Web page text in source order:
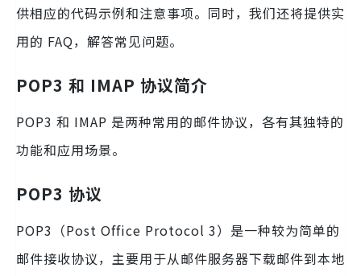
供相应的代码示例和注意事项。同时，我们还将提供实
用的 FAQ，解答常见问题。
POP3 和 IMAP 协议简介
POP3 和 IMAP 是两种常用的邮件协议，各有其独特的
功能和应用场景。
POP3 协议
POP3（Post Office Protocol 3）是一种较为简单的
邮件接收协议，主要用于从邮件服务器下载邮件到本地